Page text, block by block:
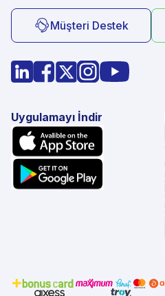
Müşteri Destek
Uygulamayı İndir